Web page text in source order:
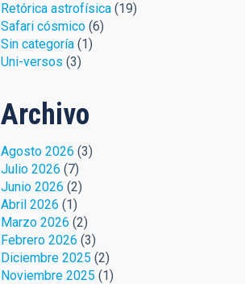
Retórica astrofísica(19)
Safari cósmico(6)
Sin categoría(1)
Uni-versos (3)
Archivo
Agosto 2026 (3)
Julio 2026 (7)
Junio 2026 (2)
Abril 2026 (1)
Marzo 2026 (2)
Febrero 2026 (3)
Diciembre 2025 (2)
Noviembre 2025 (1)